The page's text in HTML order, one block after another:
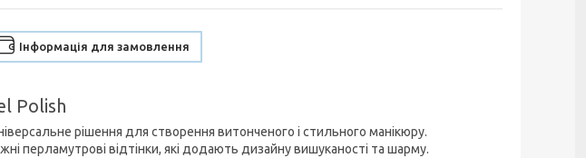
Інформація для замовлення
Polish
рішення для створення витонченого і стильного манікюру.
перламутрові відтінки, які додають дизайну вишуканості та шарму.